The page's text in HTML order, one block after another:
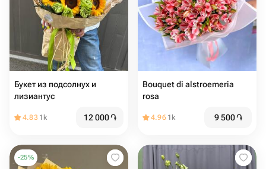
Букет из подсолнух и
лизиантус
4.83 1k 12 000֏
Bouquet di alstroemeria
rosa
4.96 1k 9 500֏
-25%